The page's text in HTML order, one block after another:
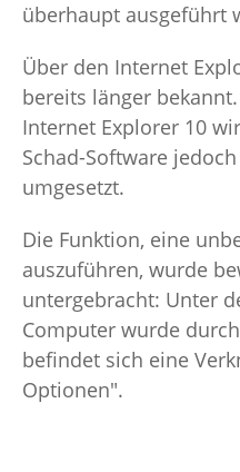
überhaupt ausgeführt
Über den Internet
bereits länger
Internet Explorer 10
Schad-Software
umgesetzt.
Die Funktion, eine
auszuführen, wurde
untergebracht: Unter
Computer wurde
befindet sich eine
Optionen".